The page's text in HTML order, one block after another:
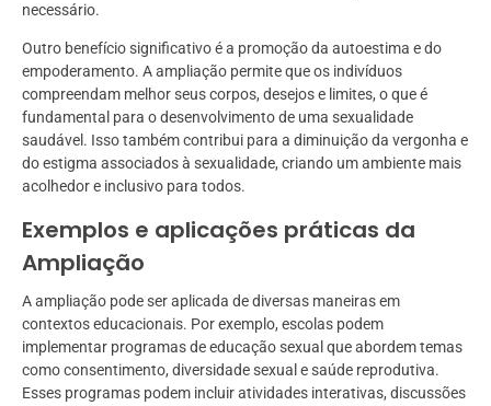
necessário.
Outro benefício significativo é a promoção da autoestima e do
empoderamento. A ampliação permite que os indivíduos
compreendam melhor seus corpos, desejos e limites, o que é
fundamental para o desenvolvimento de uma sexualidade
saudável. Isso também contribui para a diminuição da vergonha e
do estigma associados à sexualidade, criando um ambiente mais
acolhedor e inclusivo para todos.
Exemplos e aplicações práticas da
Ampliação
A ampliação pode ser aplicada de diversas maneiras em
contextos educacionais. Por exemplo, escolas podem
implementar programas de educação sexual que abordem temas
como consentimento, diversidade sexual e saúde reprodutiva.
Esses programas podem incluir atividades interativas, discussões